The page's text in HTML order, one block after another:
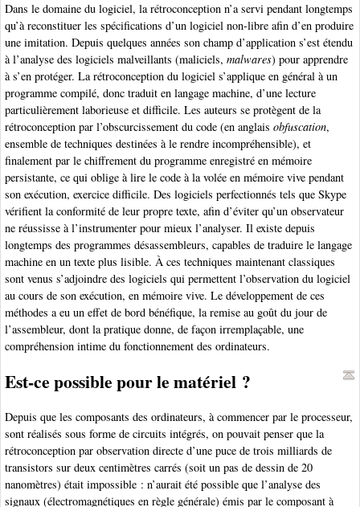
Dans le domaine du logiciel, la rétroconception n’a servi pendant longtemps
qu’à reconstituer les spécifications d’un logiciel non-libre afin d’en produire
une imitation. Depuis quelques années son champ d’application s’est étendu
à l’analyse des logiciels malveillants (maliciels, malwares) pour apprendre
à s’en protéger. La rétroconception du logiciel s’applique en général à un
programme compilé, donc traduit en langage machine, d’une lecture
particulièrement laborieuse et difficile. Les auteurs se protègent de la
rétroconception par l’obscurcissement du code (en anglais obfuscation,
ensemble de techniques destinées à le rendre incompréhensible), et
finalement par le chiffrement du programme enregistré en mémoire
persistante, ce qui oblige à lire le code à la volée en mémoire vive pendant
son exécution, exercice difficile. Des logiciels perfectionnés tels que Skype
vérifient la conformité de leur propre texte, afin d’éviter qu’un observateur
ne réussisse à l’instrumenter pour mieux l’analyser. Il existe depuis
longtemps des programmes désassembleurs, capables de traduire le langage
machine en un texte plus lisible. À ces techniques maintenant classiques
sont venus s’adjoindre des logiciels qui permettent l’observation du logiciel
au cours de son exécution, en mémoire vive. Le développement de ces
méthodes a eu un effet de bord bénéfique, la remise au goût du jour de
l’assembleur, dont la pratique donne, de façon irremplaçable, une
compréhension intime du fonctionnement des ordinateurs.
Est-ce possible pour le matériel ?
Depuis que les composants des ordinateurs, à commencer par le processeur,
sont réalisés sous forme de circuits intégrés, on pouvait penser que la
rétroconception par observation directe d’une puce de trois milliards de
transistors sur deux centimètres carrés (soit un pas de dessin de 20
nanomètres) était impossible : n’aurait été possible que l’analyse des
signaux (électromagnétiques en règle générale) émis par le composant à